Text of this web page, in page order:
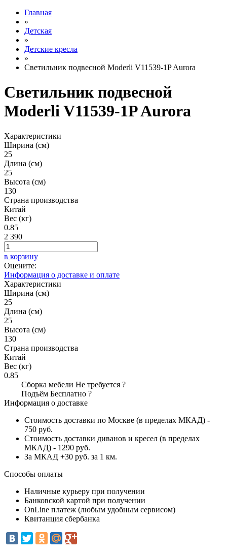
Главная
»
Детская
»
Детские кресла
»
Светильник подвесной Moderli V11539-1P Aurora
Светильник подвесной
Moderli V11539-1P Aurora
Характеристики
Ширина (см)
25
Длина (см)
25
Высота (см)
130
Страна производства
Китай
Вес (кг)
0.85
2 390
в корзину
Оцените:
Информация о доставке и оплате
Характеристики
Ширина (см)
25
Длина (см)
25
Высота (см)
130
Страна производства
Китай
Вес (кг)
0.85
Сборка мебели Не требуется ?
Подъём Бесплатно ?
Информация о доставке
Стоимость доставки по Москве (в пределах МКАД) -
750 руб.
Стоимость доставки диванов и кресел (в пределах
МКАД) - 1290 руб.
За МКАД +30 руб. за 1 км.
Способы оплаты
Наличные курьеру при получении
Банковской картой при получении
OnLine платеж (любым удобным сервисом)
Квитанция сбербанка